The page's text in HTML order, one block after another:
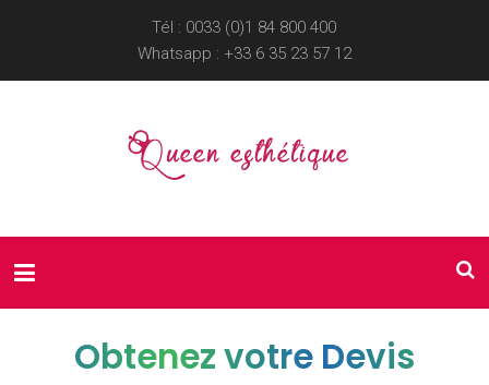
Tél : 0033 (0)1 84 800 400
Whatsapp : +33 6 35 23 57 12
Obtenez votre Devis